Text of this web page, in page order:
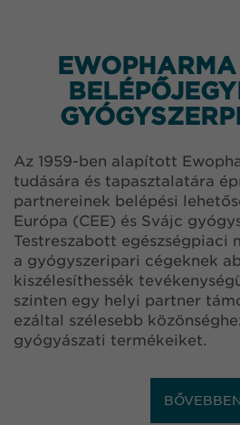
Az 1959-ben alapított
tudására és tapasztalatára
partnereinek belépési
Európa (CEE) és Svájc
Testreszabott egészségpiaci
a gyógyszeripari cégeknek
kiszélesíthessék
szinten egy helyi partner
ezáltal szélesebb
gyógyászati termékeiket.
BŐVEBBEN